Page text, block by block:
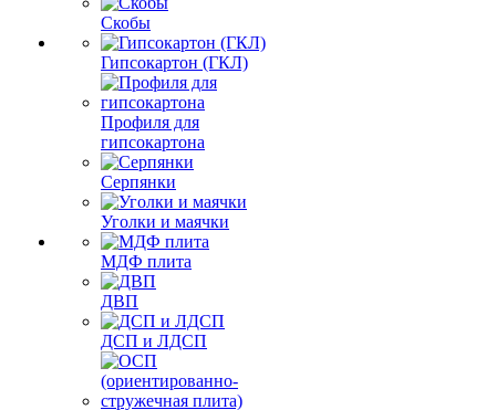
Скобы
Гипсокартон (ГКЛ)
Профиля для
гипсокартона
Серпянки
Уголки и маячки
МДФ плита
ДВП
ДСП и ЛДСП